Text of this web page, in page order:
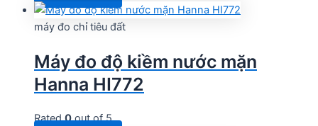
máy đo chỉ tiêu đất
Máy đo độ kiềm nước mặn
Hanna HI772
Rated0out of 5